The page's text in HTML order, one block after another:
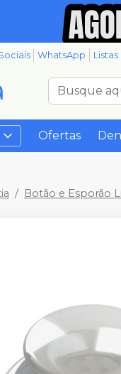
WhatsApp
Ofertas
Botão e Esporão